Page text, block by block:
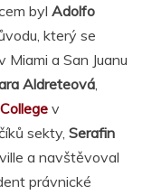
byl Adolfo
který se
Miami a San Juanu
Aldreteová
v
sekty, Serafin
a navštěvoval
právnické